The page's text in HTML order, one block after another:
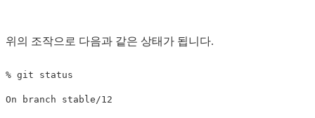
위의 조작으로 다음과 같은 상태가 됩니다.
% git status
On branch stable/12